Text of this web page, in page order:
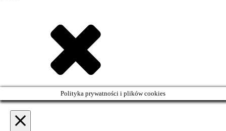
Polityka prywatności i plików cookies